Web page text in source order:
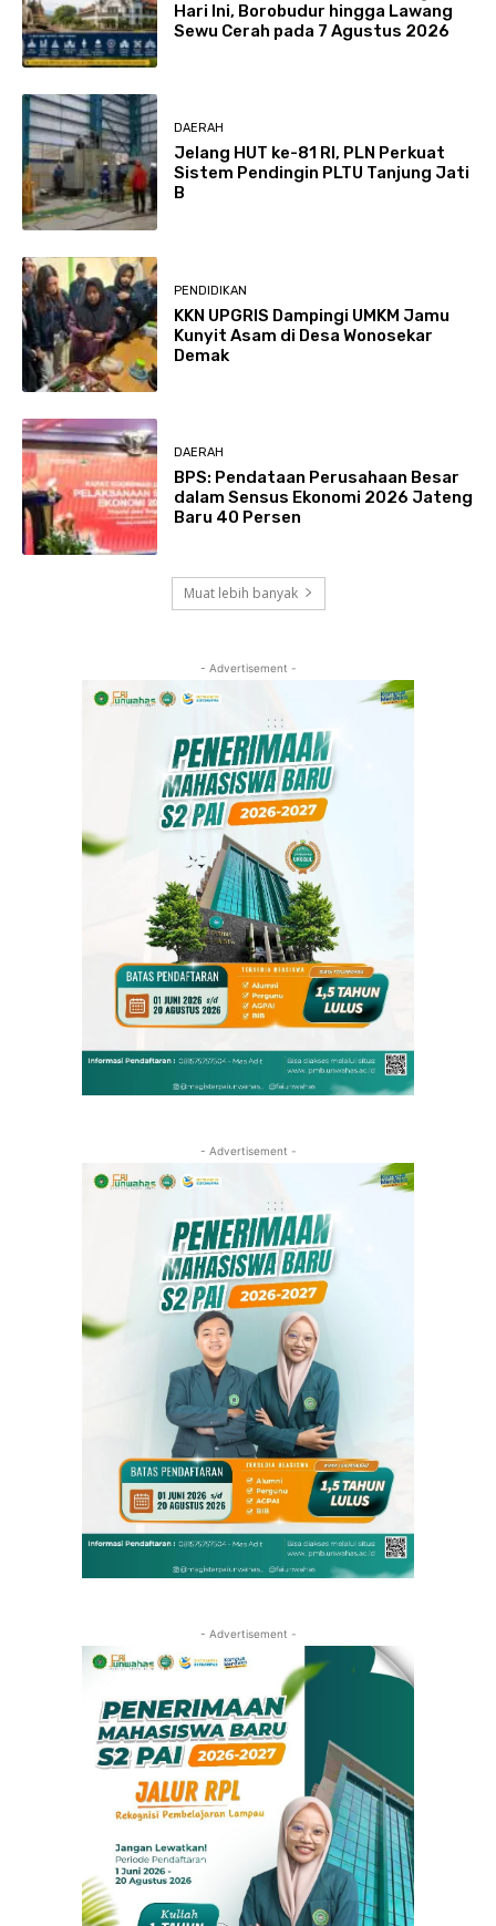
Hari Ini, Borobudur hingga Lawang
Sewu Cerah pada 7 Agustus 2026
DAERAH
Jelang HUT ke-81 RI, PLN Perkuat
Sistem Pendingin PLTU Tanjung Jati
B
PENDIDIKAN
KKN UPGRIS Dampingi UMKM Jamu
Kunyit Asam di Desa Wonosekar
Demak
DAERAH
BPS: Pendataan Perusahaan Besar
dalam Sensus Ekonomi 2026 Jateng
Baru 40 Persen
Muat lebih banyak
- Advertisement -
- Advertisement -
- Advertisement -